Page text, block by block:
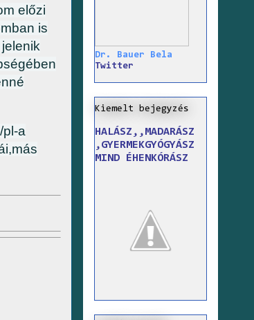
előzi
is
a
Dr. Bauer Bela
Twitter
Kiemelt bejegyzés
HALÁSZ,,MADARÁSZ
,GYERMEKGYÓGYÁSZ
MIND ÉHENKÓRÁSZ